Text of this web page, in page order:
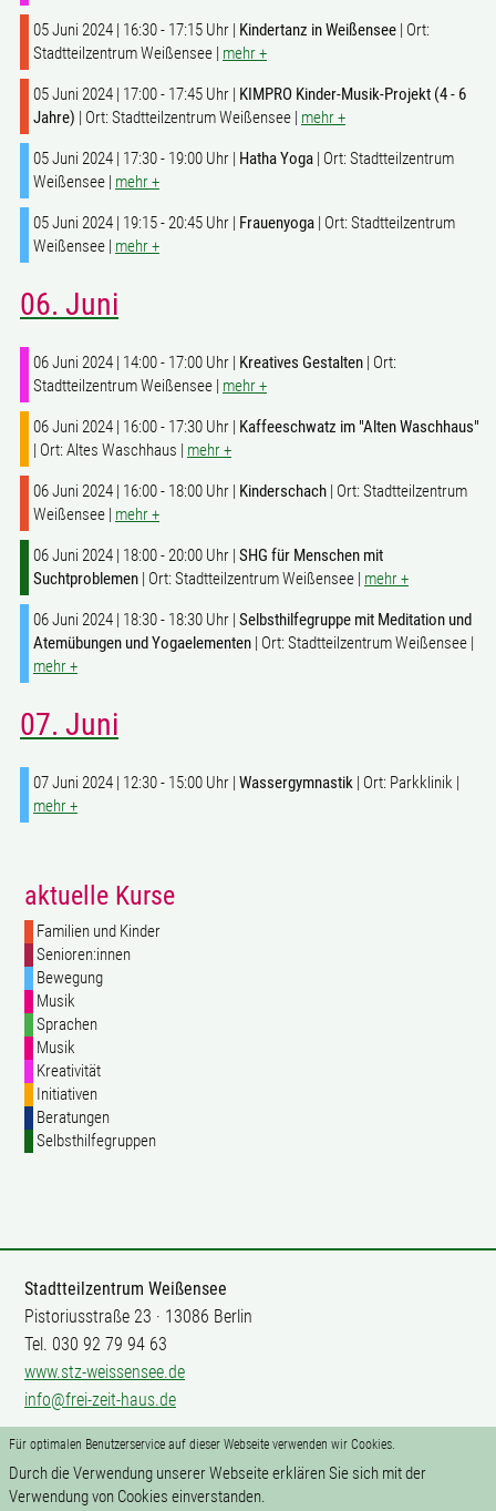
Für optimalen Benutzerservice auf dieser Webseite verwenden wir Cookies.
Durch die Verwendung unserer Webseite erklären Sie sich mit der
Verwendung von Cookies einverstanden.
05 Juni 2024 | 16:30 - 17:15 Uhr | Kindertanz in Weißensee | Ort:
Stadtteilzentrum Weißensee | mehr +
05 Juni 2024 | 17:00 - 17:45 Uhr | KIMPRO Kinder-Musik-Projekt (4 - 6
Jahre) | Ort: Stadtteilzentrum Weißensee | mehr +
05 Juni 2024 | 17:30 - 19:00 Uhr | Hatha Yoga | Ort: Stadtteilzentrum
Weißensee | mehr +
05 Juni 2024 | 19:15 - 20:45 Uhr | Frauenyoga | Ort: Stadtteilzentrum
Weißensee | mehr +
06. Juni
06 Juni 2024 | 14:00 - 17:00 Uhr | Kreatives Gestalten | Ort:
Stadtteilzentrum Weißensee | mehr +
06 Juni 2024 | 16:00 - 17:30 Uhr | Kaffeeschwatz im "Alten Waschhaus"
| Ort: Altes Waschhaus | mehr +
06 Juni 2024 | 16:00 - 18:00 Uhr | Kinderschach | Ort: Stadtteilzentrum
Weißensee | mehr +
06 Juni 2024 | 18:00 - 20:00 Uhr | SHG für Menschen mit
Suchtproblemen | Ort: Stadtteilzentrum Weißensee | mehr +
06 Juni 2024 | 18:30 - 18:30 Uhr | Selbsthilfegruppe mit Meditation und
Atemübungen und Yogaelementen | Ort: Stadtteilzentrum Weißensee |
mehr +
07. Juni
07 Juni 2024 | 12:30 - 15:00 Uhr | Wassergymnastik | Ort: Parkklinik |
mehr +
aktuelle Kurse
Familien und Kinder
Senioren:innen
Bewegung
Musik
Sprachen
Musik
Kreativität
Initiativen
Beratungen
Selbsthilfegruppen
Stadtteilzentrum Weißensee
Pistoriusstraße 23 · 13086 Berlin
Tel. 030 92 79 94 63
www.stz-weissensee.de
info@frei-zeit-haus.de
Mitarbeit
Impressum